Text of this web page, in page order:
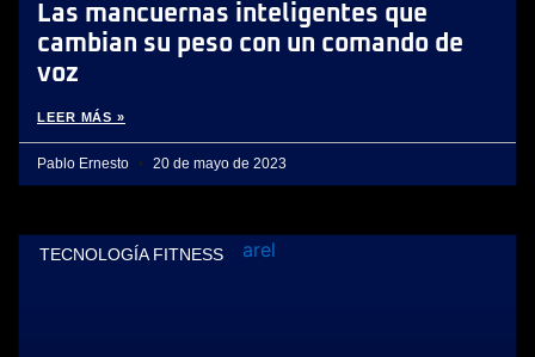
Las mancuernas inteligentes que
cambian su peso con un comando de
voz
LEER MÁS »
Pablo Ernesto 20 de mayo de 2023
TECNOLOGÍA FITNESS